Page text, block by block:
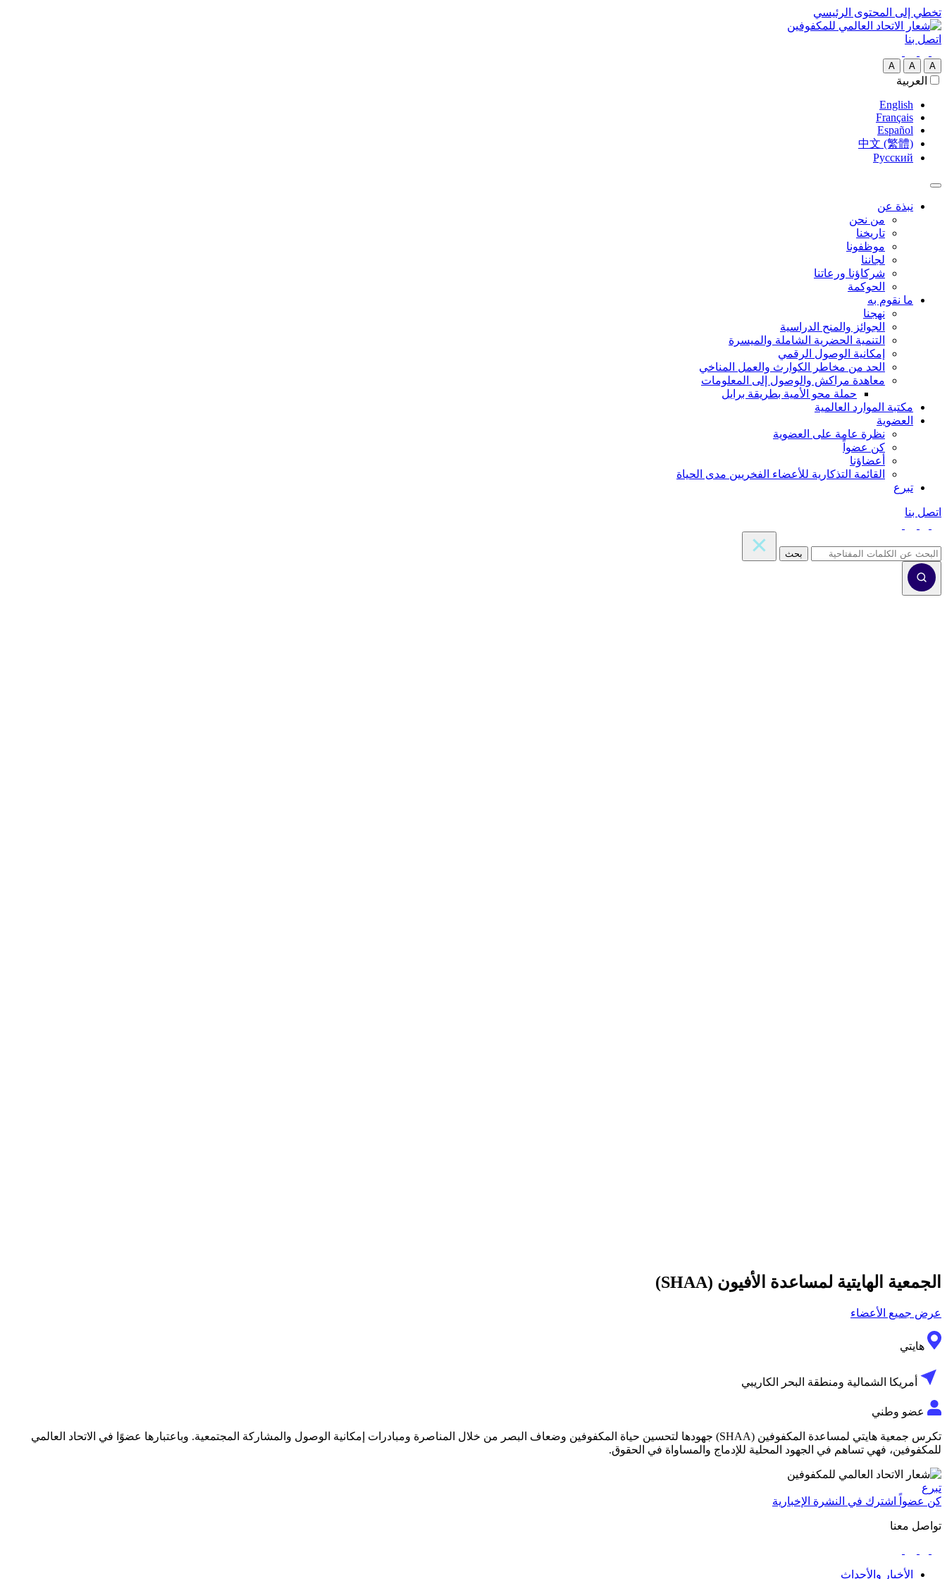
تخطي إلى المحتوى الرئيسي
اتصل بنا
A
A
A
العربية‏
English
Français
Español
中文 (繁體)
Русский
نبذة عن
من نحن
تاريخنا
موظفونا
لجاننا
شركاؤنا ورعاتنا
الحوكمة
ما نقوم به
نهجنا
الجوائز والمنح الدراسية
التنمية الحضرية الشاملة والميسرة
إمكانية الوصول الرقمي
الحد من مخاطر الكوارث والعمل المناخي
معاهدة مراكش والوصول إلى المعلومات
حملة محو الأمية بطريقة برايل
مكتبة الموارد العالمية
العضوية
نظرة عامة على العضوية
كن عضواً
أعضاؤنا
القائمة التذكارية للأعضاء الفخريين مدى الحياة
تبرع
اتصل بنا
بحث
الجمعية الهايتية لمساعدة الأفيون (SHAA)
عرض جميع الأعضاء
هايتي
أمريكا الشمالية ومنطقة البحر الكاريبي
عضو وطني
تكرس جمعية هايتي لمساعدة المكفوفين (SHAA) جهودها لتحسين حياة المكفوفين وضعاف البصر من خلال المناصرة ومبادرات إمكانية الوصول والمشاركة المجتمعية. وباعتبارها عضوًا في الاتحاد العالمي
للمكفوفين، فهي تساهم في الجهود المحلية للإدماج والمساواة في الحقوق.
تبرع
كن عضواً
اشترك في النشرة الإخبارية
تواصل معنا
الأخبار والأحداث